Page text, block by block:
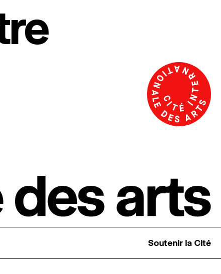
Soutenir la Cité